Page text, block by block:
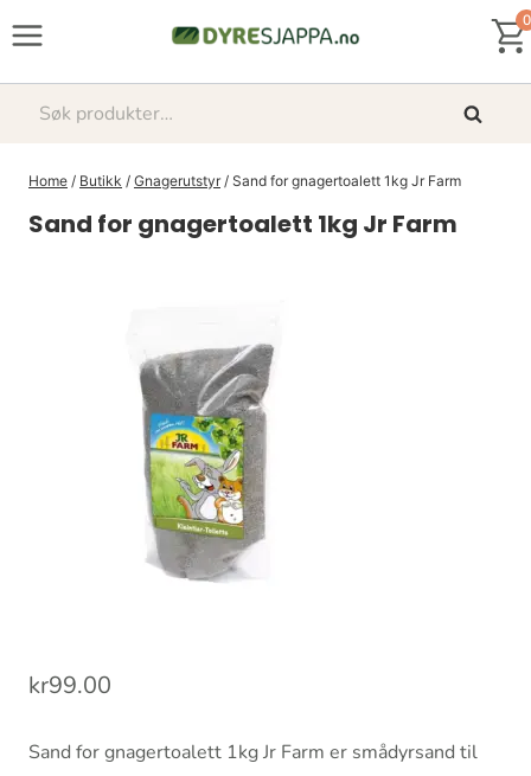
0
Søk
Søk
Home / Butikk / Gnagerutstyr / Sand for gnagertoalett 1kg Jr Farm
Sand for gnagertoalett 1kg Jr Farm
kr99.00
Sand for gnagertoalett 1kg Jr Farm er smådyrsand til